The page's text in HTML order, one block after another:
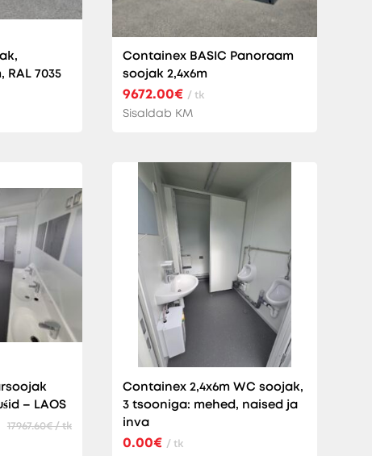
RAL 7035
Containex BASIC Panoraam
soojak 2,4x6m
9672.00€ / tk
Sisaldab KM
– LAOS
17967.60€ / tk
Containex 2,4x6m WC soojak,
3 tsooniga: mehed, naised ja
inva
0.00€ / tk